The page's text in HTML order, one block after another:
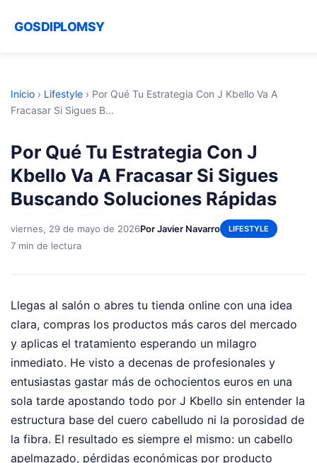
GOSDIPLOMSY
Inicio › Lifestyle › Por Qué Tu Estrategia Con J Kbello Va A
Fracasar Si Sigues B...
Por Qué Tu Estrategia Con J
Kbello Va A Fracasar Si Sigues
Buscando Soluciones Rápidas
viernes, 29 de mayo de 2026Por Javier Navarro LIFESTYLE
7 min de lectura
Llegas al salón o abres tu tienda online con una idea
clara, compras los productos más caros del mercado
y aplicas el tratamiento esperando un milagro
inmediato. He visto a decenas de profesionales y
entusiastas gastar más de ochocientos euros en una
sola tarde apostando todo por J Kbello sin entender la
estructura base del cuero cabelludo ni la porosidad de
la fibra. El resultado es siempre el mismo: un cabello
apelmazado, pérdidas económicas por producto